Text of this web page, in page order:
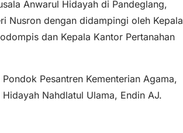
Anwarul Hidayah di Pandeglang,
Nusron dengan didampingi oleh Kepala
dan Kepala Kantor Pertanahan
Pesantren Kementerian Agama,
Nahdlatul Ulama, Endin AJ.